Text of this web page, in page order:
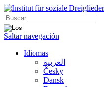
Saltar navegación
Idiomas
العربية
Česky
Dansk